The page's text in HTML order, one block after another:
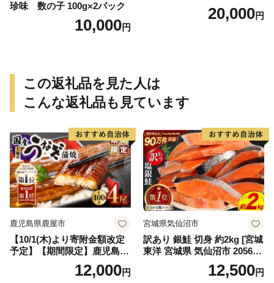
珍味 数の子 100g×2パック
10,000円
20,000円
この返礼品を見た人は
こんな返礼品も見ています
鹿児島県鹿屋市
【10/1(木)より寄附金額改定
予定】【期間限定】鹿児島県
大隅産うなぎ蒲焼4尾（400
g） KN007-02312,000円
宮城県気仙沼市
訳あり 銀鮭 切身 約2kg [宮城
東洋 宮城県 気仙沼市 205649
91] 鮭 魚介類 海鮮 訳アリ 規
格外 不揃い さけ サケ 鮭切身
12,500円